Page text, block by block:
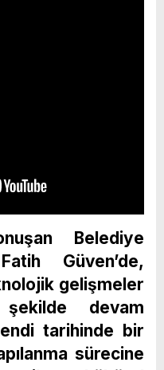
Belediye
Güven’de,
gelişmeler
devam
tarihinde bir
sürecine